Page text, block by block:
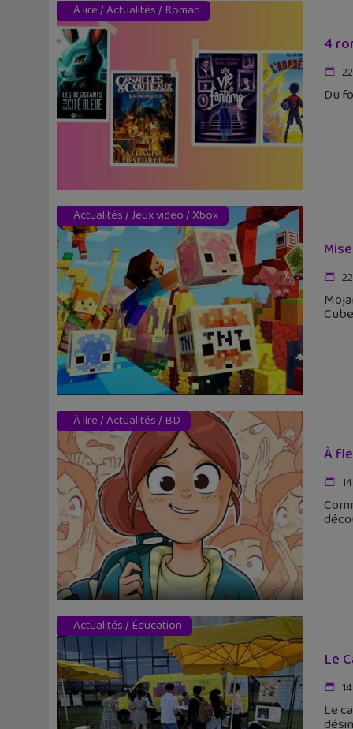
À lire/Actualités/ Roman
4
Du
Actualités/Jeux video/Xbox
À lire/Actualités/ BD
À
Actualités/ Éducation
Le
Le